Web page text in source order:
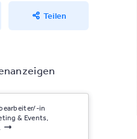
Teilen
in
& Events,